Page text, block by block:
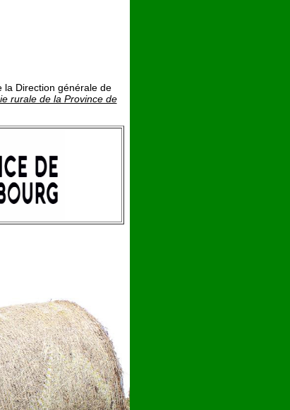
la Direction générale de
rurale de la Province de